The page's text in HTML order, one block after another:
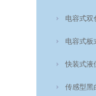
电容式双
电容式板
快装式液
传感型黑